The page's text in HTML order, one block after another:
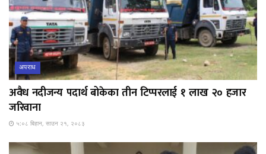
अपराध
अवैध नदीजन्य पदार्थ बोकेका तीन टिप्परलाई १ लाख २० हजार
जरिवाना
५:०८ बिहान, साउन २१, २०८३